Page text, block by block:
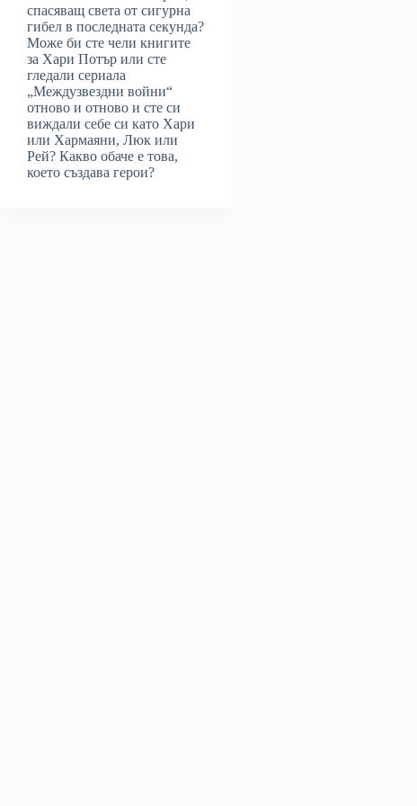
спасяващ света от сигурна
гибел в последната секунда?
Може би сте чели книгите
за Хари Потър или сте
гледали сериала
„Междузвездни войни“
отново и отново и сте си
виждали себе си като Хари
или Хармаяни, Люк или
Рей? Какво обаче е това,
което създава герои?